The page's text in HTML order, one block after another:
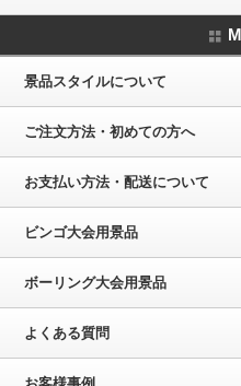
景品スタイルについて
ご注文方法・初めての方へ
お支払い方法・配送について
ビンゴ大会用景品
ボーリング大会用景品
よくある質問